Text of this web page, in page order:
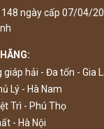
ngày cấp 07/04/
hải - Đa tốn - Gia
Lý - Hà Nam
Trì - Phú Thọ
- Hà Nội